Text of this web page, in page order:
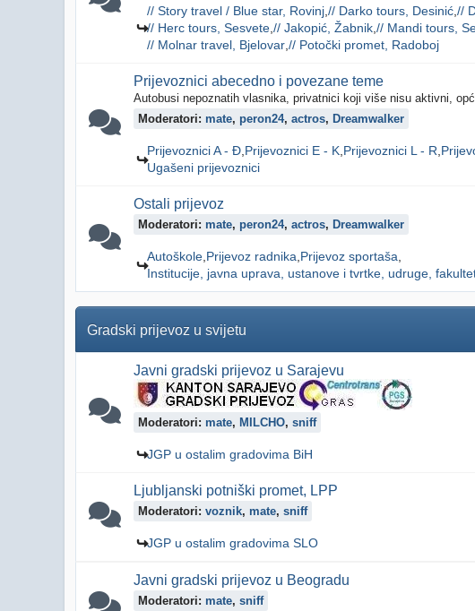
// Story travel / Blue star, Rovinj // Darko tours, Desinić //
// Herc tours, Sesvete // Jakopić, Žabnik // Mandi tours,
// Molnar travel, Bjelovar // Potočki promet, Radoboj
Prijevoznici abecedno i povezane teme
Autobusi nepoznatih vlasnika, privatnici koji više nisu aktivni,
Moderatori: mate, peron24, actros, Dreamwalker
Prijevoznici A - Đ Prijevoznici E - K Prijevoznici L - R
Ugašeni prijevoznici
Ostali prijevoz
Moderatori: mate, peron24, actros, Dreamwalker
Autoškole Prijevoz radnika Prijevoz sportaša
Institucije, javna uprava, ustanove i tvrtke, udruge,
Gradski prijevoz u svijetu
Javni gradski prijevoz u Sarajevu
Moderatori: mate, MILCHO, sniff
JGP u ostalim gradovima BiH
Ljubljanski potniški promet, LPP
Moderatori: voznik, mate, sniff
JGP u ostalim gradovima SLO
Javni gradski prijevoz u Beogradu
Moderatori: mate, sniff